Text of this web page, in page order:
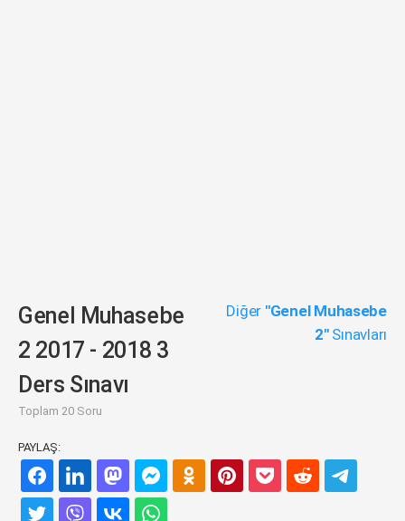
Genel Muhasebe
2 2017 - 2018 3
Ders Sınavı
Toplam 20 Soru
Diğer "Genel Muhasebe
2"Sınavları
PAYLAŞ: